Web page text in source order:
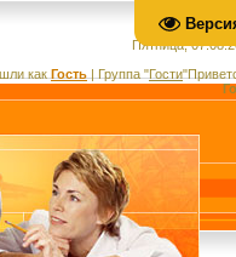
Пятница,
как Гость | Группа "Гости"